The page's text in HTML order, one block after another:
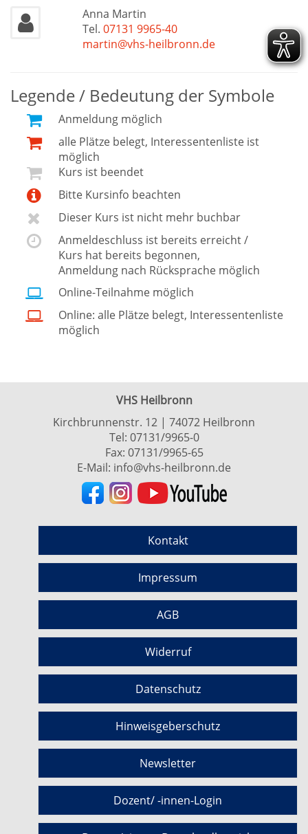
Anna Martin
Tel. 07131 9965-40
martin@vhs-heilbronn.de
Legende / Bedeutung der Symbole
Anmeldung möglich
alle Plätze belegt, Interessentenliste ist
möglich
Kurs ist beendet
Bitte Kursinfo beachten
Dieser Kurs ist nicht mehr buchbar
Anmeldeschluss ist bereits erreicht /
Kurs hat bereits begonnen,
Anmeldung nach Rücksprache möglich
Online-Teilnahme möglich
Online: alle Plätze belegt, Interessentenliste
möglich
VHS Heilbronn
Kirchbrunnenstr. 12 | 74072 Heilbronn
Tel: 07131/9965-0
Fax: 07131/9965-65
E-Mail: info@vhs-heilbronn.de
Kontakt
Impressum
AGB
Widerruf
Datenschutz
Hinweisgeberschutz
Newsletter
Dozent/ -innen-Login